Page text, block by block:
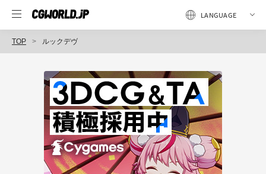
TOP ルックデヴ